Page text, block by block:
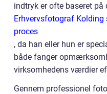
indtryk er ofte baseret
Erhvervsfotograf Kolding
proces
, da han eller hun er
både fanger
virksomhedens værdier
Gennem professionel